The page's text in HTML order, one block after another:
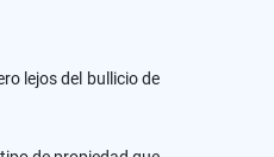
lejos del bullicio de